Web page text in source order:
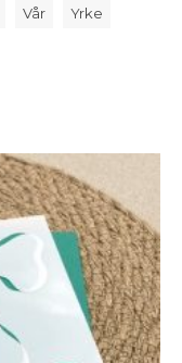
Vår Yrke